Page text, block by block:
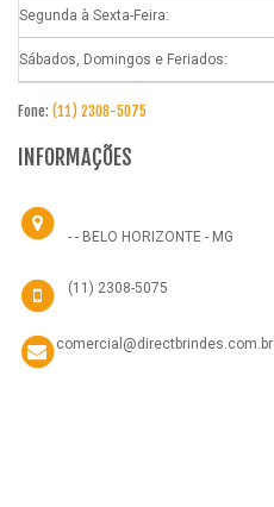
Segunda à Sexta-Feira:
Sábados, Domingos e Feriados:
Fone: (11) 2308-5075
INFORMAÇÕES
- - BELO HORIZONTE - MG
(11) 2308-5075
comercial@directbrindes.com.br